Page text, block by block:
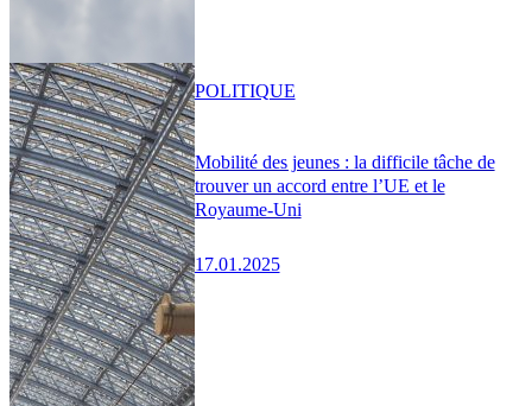
Mobilité des jeunes : la difficile tâche de
trouver un accord entre l’UE et le
Royaume-Uni
17.01.2025
POLITIQUE